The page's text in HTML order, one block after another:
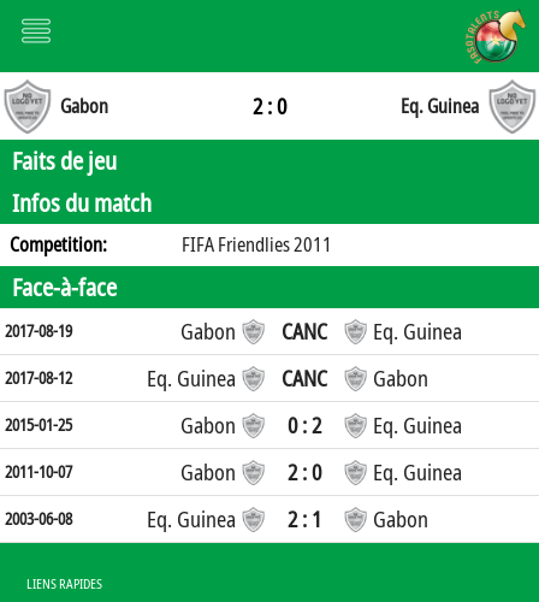
Gabon 2 : 0 Eq. Guinea
Faits de jeu
Infos du match
Competition: FIFA Friendlies 2011
Face-à-face
2017-08-19 Gabon CANC Eq. Guinea
2017-08-12 Eq. Guinea CANC Gabon
2015-01-25 Gabon 0 : 2 Eq. Guinea
2011-10-07 Gabon 2 : 0 Eq. Guinea
2003-06-08 Eq. Guinea 2 : 1 Gabon
LIENS RAPIDES